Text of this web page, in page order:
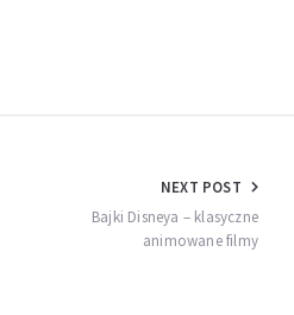
NEXT POST
Bajki Disneya – klasyczne
animowane filmy